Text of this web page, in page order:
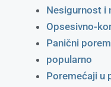
Nesigurnost i
Opsesivno-
Panični
popularno
Poremećaji u